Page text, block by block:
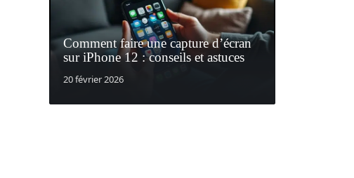
Comment faire une capture d’écran
sur iPhone 12 : conseils et astuces
20 février 2026